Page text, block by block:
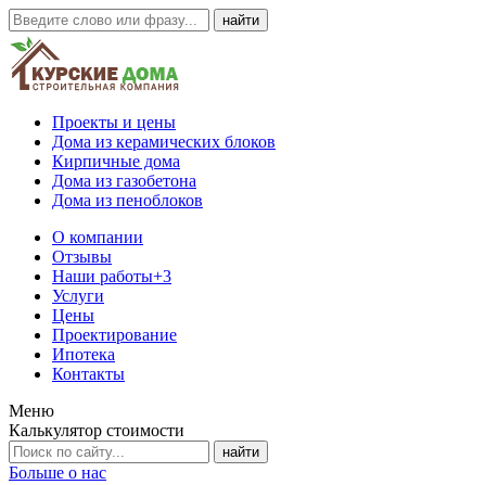
Проекты и цены
Дома из керамических блоков
Кирпичные дома
Дома из газобетона
Дома из пеноблоков
О компании
Отзывы
Наши работы+3
Услуги
Цены
Проектирование
Ипотека
Контакты
Меню
Калькулятор стоимости
Больше о нас